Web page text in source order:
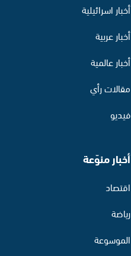
أخبار اسرائيلية
أخبار عربية
أخبار عالمية
مقالات رأي
فيديو
أخبار منوّعة
اقتصاد
رياضة
الموسوعة